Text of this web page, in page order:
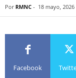
Por RMNC - 18 mayo, 2026
Facebook